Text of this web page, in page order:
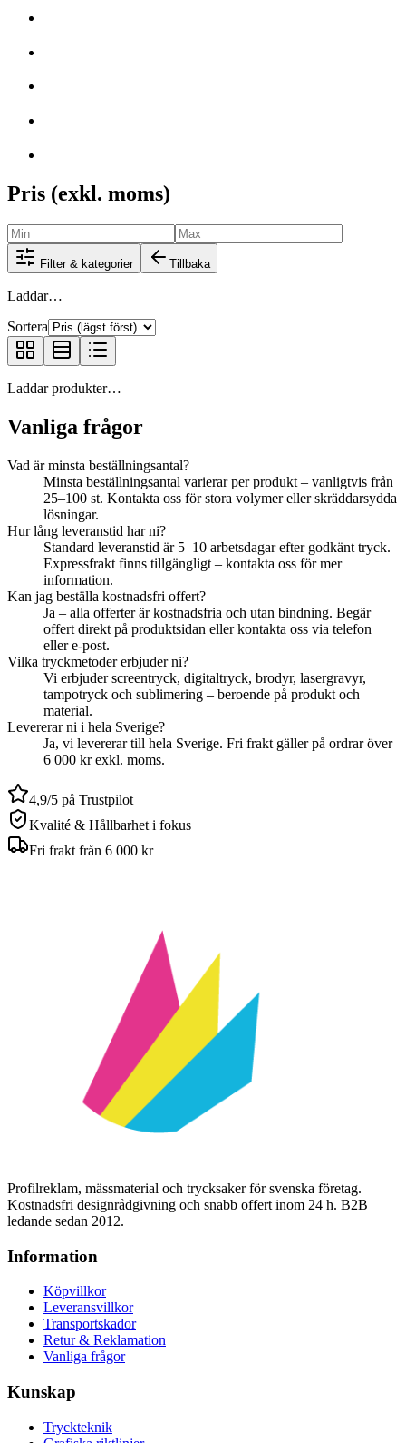
Pris (exkl. moms)
Filter & kategorier Tillbaka
Laddar…
Sortera
Laddar produkter…
Vanliga frågor
Vad är minsta beställningsantal?
Minsta beställningsantal varierar per produkt – vanligtvis från
25–100 st. Kontakta oss för stora volymer eller skräddarsydda
lösningar.
Hur lång leveranstid har ni?
Standard leveranstid är 5–10 arbetsdagar efter godkänt tryck.
Expressfrakt finns tillgängligt – kontakta oss för mer
information.
Kan jag beställa kostnadsfri offert?
Ja – alla offerter är kostnadsfria och utan bindning. Begär
offert direkt på produktsidan eller kontakta oss via telefon
eller e-post.
Vilka tryckmetoder erbjuder ni?
Vi erbjuder screentryck, digitaltryck, brodyr, lasergravyr,
tampotryck och sublimering – beroende på produkt och
material.
Levererar ni i hela Sverige?
Ja, vi levererar till hela Sverige. Fri frakt gäller på ordrar över
6 000 kr exkl. moms.
4,9/5 på Trustpilot
Kvalité & Hållbarhet i fokus
Fri frakt från 6 000 kr
Profilreklam, mässmaterial och trycksaker för svenska företag.
Kostnadsfri designrådgivning och snabb offert inom 24 h. B2B
ledande sedan 2012.
Information
Köpvillkor
Leveransvillkor
Transportskador
Retur & Reklamation
Vanliga frågor
Kunskap
Tryckteknik